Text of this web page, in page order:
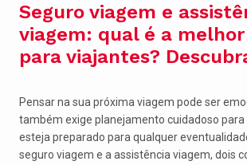
Seguro viagem e
viagem: qual é a
para viajantes?
Pensar na sua próxima viagem pode ser
também exige planejamento cuidadoso para
esteja preparado para qualquer
seguro viagem e a assistência viagem, dois